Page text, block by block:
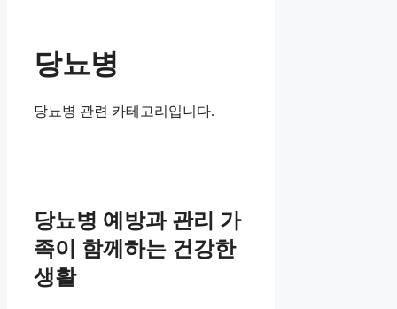
당뇨병
당뇨병 관련 카테고리입니다.
당뇨병 예방과 관리 가
족이 함께하는 건강한
생활